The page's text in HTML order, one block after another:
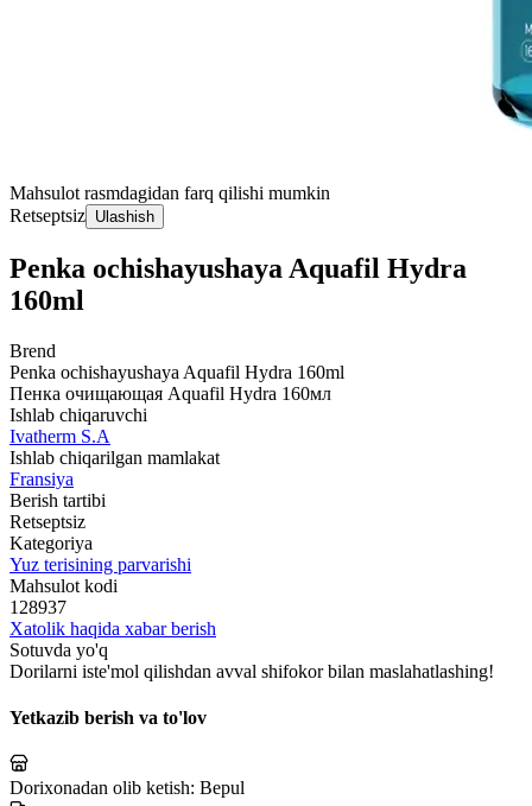
Mahsulot rasmdagidan farq qilishi mumkin
Retseptsiz Ulashish
Penka ochishayushaya Aquafil Hydra
160ml
Brend
Penka ochishayushaya Aquafil Hydra 160ml
Пенка очищающая Aquafil Hydra 160мл
Ishlab chiqaruvchi
Ivatherm S.A
Ishlab chiqarilgan mamlakat
Fransiya
Berish tartibi
Retseptsiz
Kategoriya
Yuz terisining parvarishi
Mahsulot kodi
128937
Xatolik haqida xabar berish
Sotuvda yo'q
Dorilarni iste'mol qilishdan avval shifokor bilan maslahatlashing!
Yetkazib berish va to'lov
Dorixonadan olib ketish: Bepul